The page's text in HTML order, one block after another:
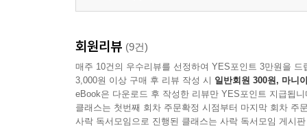
회원리뷰 (9건)
매주 10건의 우수리뷰를 선정하여 YES포인트 3만원을 드
3,000원 이상 구매 후 리뷰 작성 시 일반회원 300원, 마니
eBook은 다운로드 후 작성한 리뷰만 YES포인트 지급됩니
클래스는 첫번째 회차 주문확정 시점부터 마지막 회차 주
사락 독서모임으로 진행된 클래스는 사락 독서모임 게시